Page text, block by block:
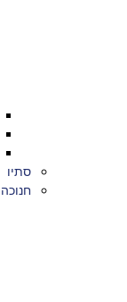
סתיו
חנוכה